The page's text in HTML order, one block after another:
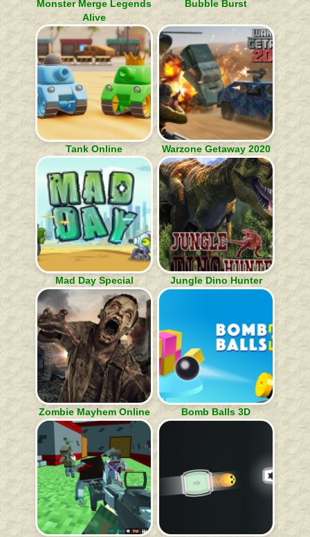
Monster Merge Legends
Alive
Bubble Burst
Tank Online Warzone Getaway 2020
Mad Day Special Jungle Dino Hunter
Zombie Mayhem Online Bomb Balls 3D